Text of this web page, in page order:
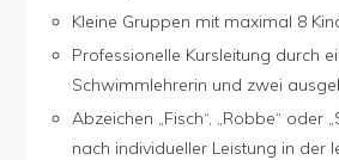
Kleine Gruppen mit maximal 8
Professionelle Kursleitung durch
Schwimmlehrerin und zwei
Abzeichen „Fisch“, „Robbe“ oder
nach individueller Leistung in der